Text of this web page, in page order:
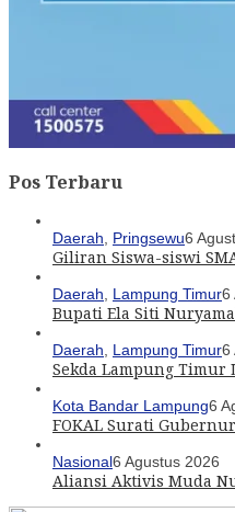
Pos Terbaru
Daerah Pringsewu6
Giliran Siswa-siswi
Daerah Lampung Timur6
Bupati Ela Siti
Daerah Lampung Timur6
Sekda Lampung Timur
Kota Bandar Lampung6
FOKAL Surati
Nasional6 Agustus 2026
Aliansi Aktivis Muda